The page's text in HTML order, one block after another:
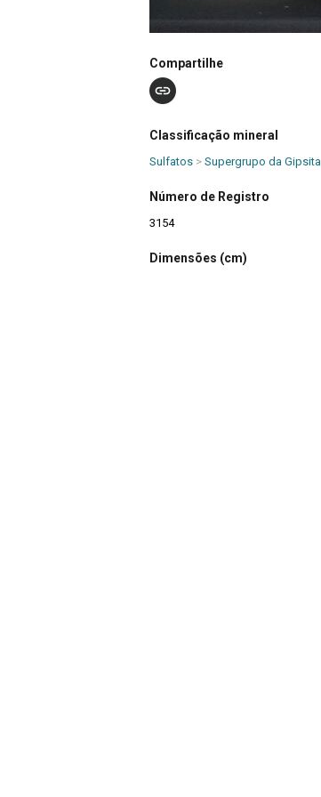
Compartilhe
Classificação mineral
Sulfatos > Supergrupo da Gipsita
Número de Registro
3154
Dimensões (cm)